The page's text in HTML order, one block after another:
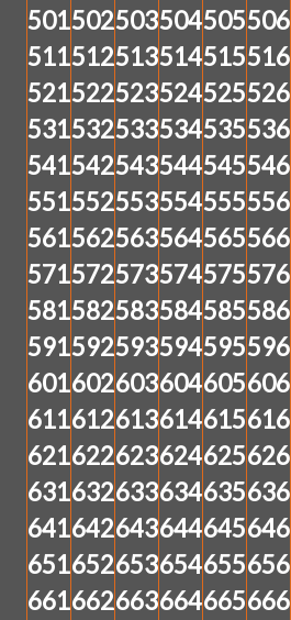
501502503504505506
511512513514515516
521522523524525526
531532533534535536
541542543544545546
551552553554555556
561562563564565566
571572573574575576
581582583584585586
591592593594595596
601602603604605606
611612613614615616
621622623624625626
631632633634635636
641642643644645646
651652653654655656
661662663664665666